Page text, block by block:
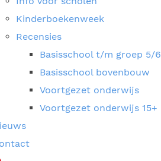
Kinderboekenweek
Recensies
Basisschool t/m groep 5/6
Basisschool bovenbouw
Voortgezet onderwijs
Voortgezet onderwijs 15+